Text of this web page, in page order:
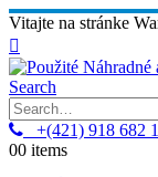
Vitajte na stránke
Search
+(421) 918 682
00 items